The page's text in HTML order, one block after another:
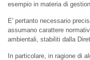
esempio in materia di
E' pertanto necessario
assumano carattere
ambientali, stabiliti dalla
In particolare, in ragione di